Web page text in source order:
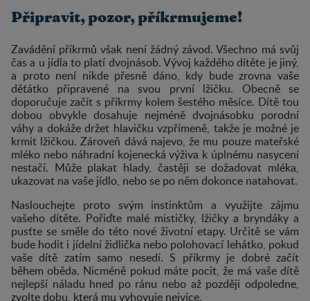
Připravit, pozor, příkrmujeme!
Zavádění příkrmů však není žádný závod. Všechno má svůj
čas a u jídla to platí dvojnásob. Vývoj každého dítěte je jiný,
a proto není nikde přesně dáno, kdy bude zrovna vaše
děťátko připravené na svou první lžičku. Obecně se
doporučuje začít s příkrmy kolem šestého měsíce. Dítě tou
dobou obvykle dosahuje nejméně dvojnásobku porodní
váhy a dokáže držet hlavičku vzpřímeně, takže je možné je
krmit lžičkou. Zároveň dává najevo, že mu pouze mateřské
mléko nebo náhradní kojenecká výživa k úplnému nasycení
nestačí. Může plakat hlady, častěji se dožadovat mléka,
ukazovat na vaše jídlo, nebo se po něm dokonce natahovat.
Naslouchejte proto svým instinktům a využijte zájmu
vašeho dítěte. Pořiďte malé mističky, lžičky a bryndáky a
pusťte se směle do této nové životní etapy. Určitě se vám
bude hodit i jídelní židlička nebo polohovací lehátko, pokud
vaše dítě zatím samo nesedí. S příkrmy je dobré začít
během oběda. Nicméně pokud máte pocit, že má vaše dítě
nejlepší náladu hned po ránu nebo až později odpoledne,
zvolte dobu, která mu vyhovuje nejvíce.